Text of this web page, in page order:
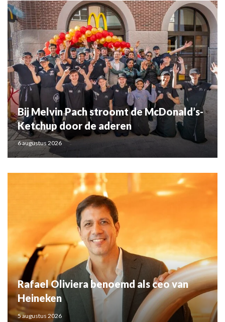
Bij Melvin Pach stroomt de McDonald’s-
Ketchup door de aderen
6 augustus 2026
Rafael Oliviera benoemd als ceo van
Heineken
5 augustus 2026